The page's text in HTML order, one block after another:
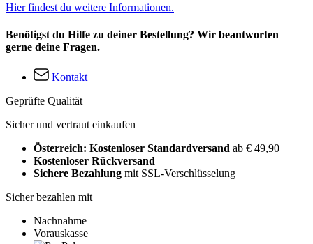
Hier findest du weitere Informationen.
Benötigst du Hilfe zu deiner Bestellung? Wir beantworten
gerne deine Fragen.
Kontakt
Geprüfte Qualität
Sicher und vertraut einkaufen
Österreich: Kostenloser Standardversand ab € 49,90
Kostenloser Rückversand
Sichere Bezahlung mit SSL-Verschlüsselung
Sicher bezahlen mit
Nachnahme
Vorauskasse